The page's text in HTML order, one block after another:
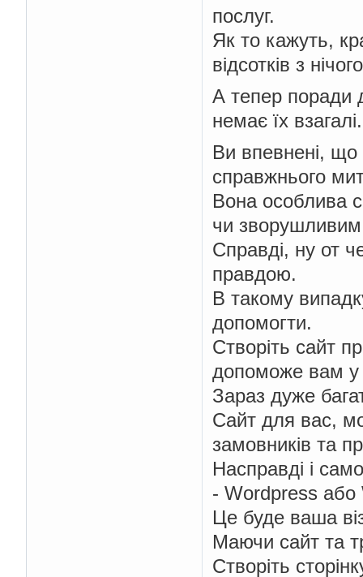
послуг.
Як то кажуть,
відсотків з
А тепер поради
немає їх
Ви впевнені, що
справжнього
Вона особлива
чи
Справді, ну от
правдою.
В такому
допомогти.
Створіть сайт
допоможе вам у
Зараз дуже
Сайт для вас,
замовників та
Насправді і
- Wordpress або
Це буде ваша
Маючи сайт та
Створіть